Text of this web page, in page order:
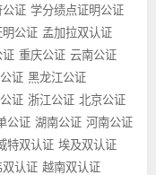
公证 学分绩点证明公证
明公证 孟加拉双认证
证 重庆公证 云南公证
证 黑龙江公证
证 浙江公证 北京公证
公证 湖南公证 河南公证
特双认证 埃及双认证
双认证 越南双认证